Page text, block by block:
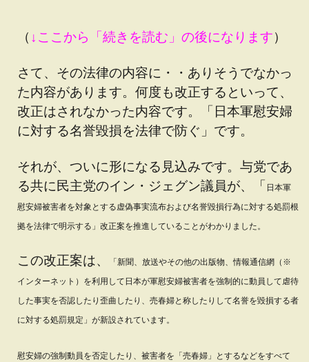
（ ↓ここから「続きを読む」の後になります）
さて、その法律の内容に・・ありそうでなかっ
た内容があります。何度も改正するといって、
改正はされなかった内容です。「日本軍慰安婦
に対する名誉毀損を法律で防ぐ」です。
それが、ついに形になる見込みです。与党であ
る共に民主党のイン・ジェグン議員が、「 日本軍
慰安婦被害者を対象とする虚偽事実流布および名誉毀損行為に対する処罰根
拠を法律で明示する」 改正案を推進していることがわかりました。
この改正案は、
「新聞、放送やその他の出版物、情報通信網（※
インターネット）を利用して日本が軍慰安婦被害者を強制的に動員して虐待
した事実を否認したり歪曲したり、売春婦と称したりして名誉を毀損する者
に対する処罰規定」が新設されています。
慰安婦の強制動員を否定したり、被害者を「売春婦」とするなどをすべて